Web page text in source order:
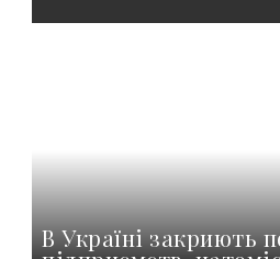
В Україні закриють